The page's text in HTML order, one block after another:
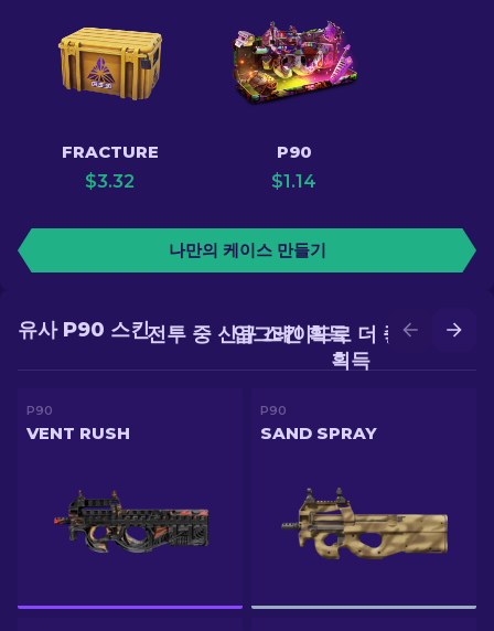
FRACTURE
$3.32
P90
$1.14
나만의 케이스 만들기
업그레이드로 더 좋은 스킨
획득
전투 중 신규 스킨 획득
유사 P90 스킨
P90
VENT RUSH
P90
SAND SPRAY